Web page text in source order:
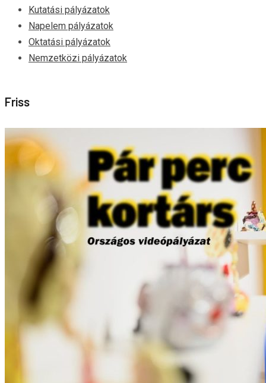
Kutatási pályázatok
Napelem pályázatok
Oktatási pályázatok
Nemzetközi pályázatok
Friss